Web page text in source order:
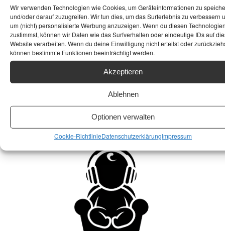
Wir verwenden Technologien wie Cookies, um Geräteinformationen zu
und/oder darauf zuzugreifen. Wir tun dies, um das Surferlebnis zu verbessern
um (nicht) personalisierte Werbung anzuzeigen. Wenn du diesen
zustimmst, können wir Daten wie das Surfverhalten oder eindeutige IDs auf
Website verarbeiten. Wenn du deine Einwilligung nicht erteilst oder
können bestimmte Funktionen beeinträchtigt werden.
Akzeptieren
Ablehnen
Optionen verwalten
Cookie-RichtlinieDatenschutzerklärungImpressum
die massiven Regler oder spezielle
Antennenadapter, um das Maximum aus dem
hervorragenden Tunerteil des KR-7070
herauszuholen!
Stereoreceiver,Vintage